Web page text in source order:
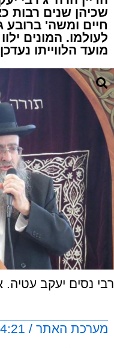
שכיהן שנים רבות
חיים ומשה' ברובע
לעולמו. המונים
מועד הלווייתו
רבי נסים יעקב עטיה.
מערכת האתר / 14:21 24.01.25